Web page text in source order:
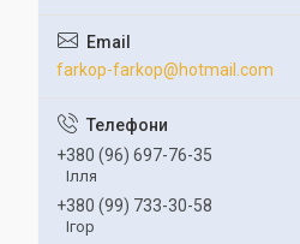
farkop-farkop@hotmail.com
+380 (96) 697-76-35
Ілля
+380 (99) 733-30-58
Ігор